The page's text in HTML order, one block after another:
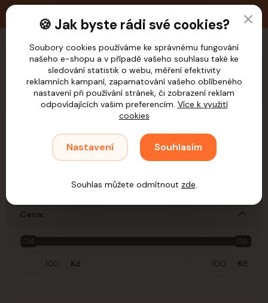
CZK
Samohýl Vybavení klecí (krmítka,bidýlka,...)
Drobní savci
Křeček
Cena:
Kč
Od Do
Kč
🍪 Jak byste rádi své cookies?
Soubory cookies používáme ke správnému fungování
našeho e-shopu a v případě vašeho souhlasu také ke
sledování statistik o webu, měření efektivity
reklamních kampaní, zapamatování vašeho oblíbeného
nastavení při používání stránek, či zobrazení reklam
odpovídajících vašim preferencím. Více k využití
cookies
Nastavení Souhlasím
Souhlas můžete odmítnout zde.